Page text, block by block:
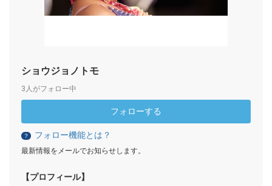
ショウジョノトモ
3人がフォロー中
フォローする
？ フォロー機能とは？
最新情報をメールでお知らせします。
【プロフィール】